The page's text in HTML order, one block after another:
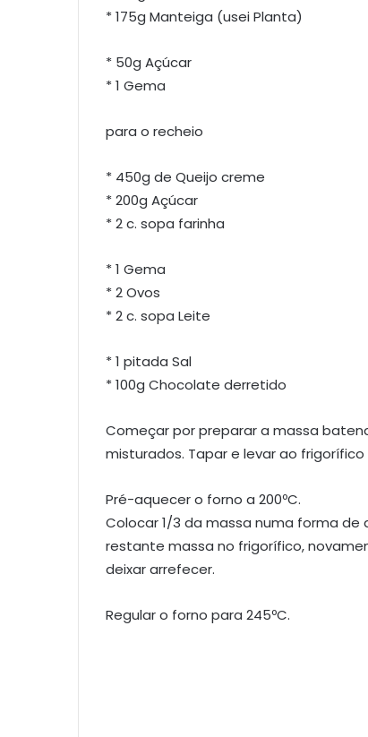
* 175g Manteiga (usei Planta)
* 50g Açúcar
* 1 Gema
para o recheio
* 450g de Queijo creme
* 200g Açúcar
* 2 c. sopa farinha
* 1 Gema
* 2 Ovos
* 2 c. sopa Leite
* 1 pitada Sal
* 100g Chocolate derretido
Começar por preparar a massa
misturados. Tapar e levar ao frigorífico
Pré-aquecer o forno a 200ºC.
Colocar 1/3 da massa numa forma
restante massa no frigorífico,
deixar arrefecer.
Regular o forno para 245ºC.